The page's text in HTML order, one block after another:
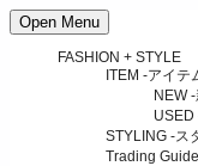
Open Menu
FASHION + STYLE
ITEM -アイテ
NEW-
USED
STYLING -ス
Trading Guide